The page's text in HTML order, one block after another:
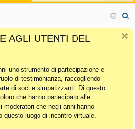
in
AGLI UTENTI DEL
uno strumento di partecipazione e
di testimonianza, raccogliendo
di soci e simpatizzanti. Di questo
che hanno partecipato alle
moderatori che negli anni hanno
questo luogo di incontro virtuale.